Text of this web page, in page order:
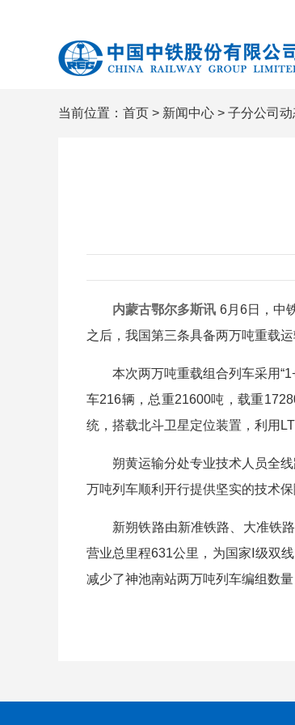
当前位置： 首页 > 新闻中心 > 子分公司动
内蒙古鄂尔多斯讯 6月6日，中
之后，我国第三条具备两万吨重载运
本次两万吨重载组合列车采用
车216辆，总重21600吨，载重
统，搭载北斗卫星定位装置，利用
朔黄运输分处专业技术人员全线
万吨列车顺利开行提供坚实的技术保
新朔铁路由新准铁路、大准铁路
营业总里程631公里，为国家Ⅰ级双
减少了神池南站两万吨列车编组数